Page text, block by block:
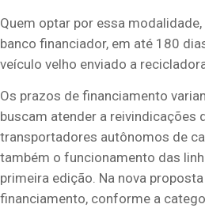
Quem optar por essa
banco financiador, em até 180
veículo velho enviado a
Os prazos de financiamento
buscam atender a reivindicações
transportadores autônomos de
também o funcionamento das
primeira edição. Na nova
financiamento, conforme a